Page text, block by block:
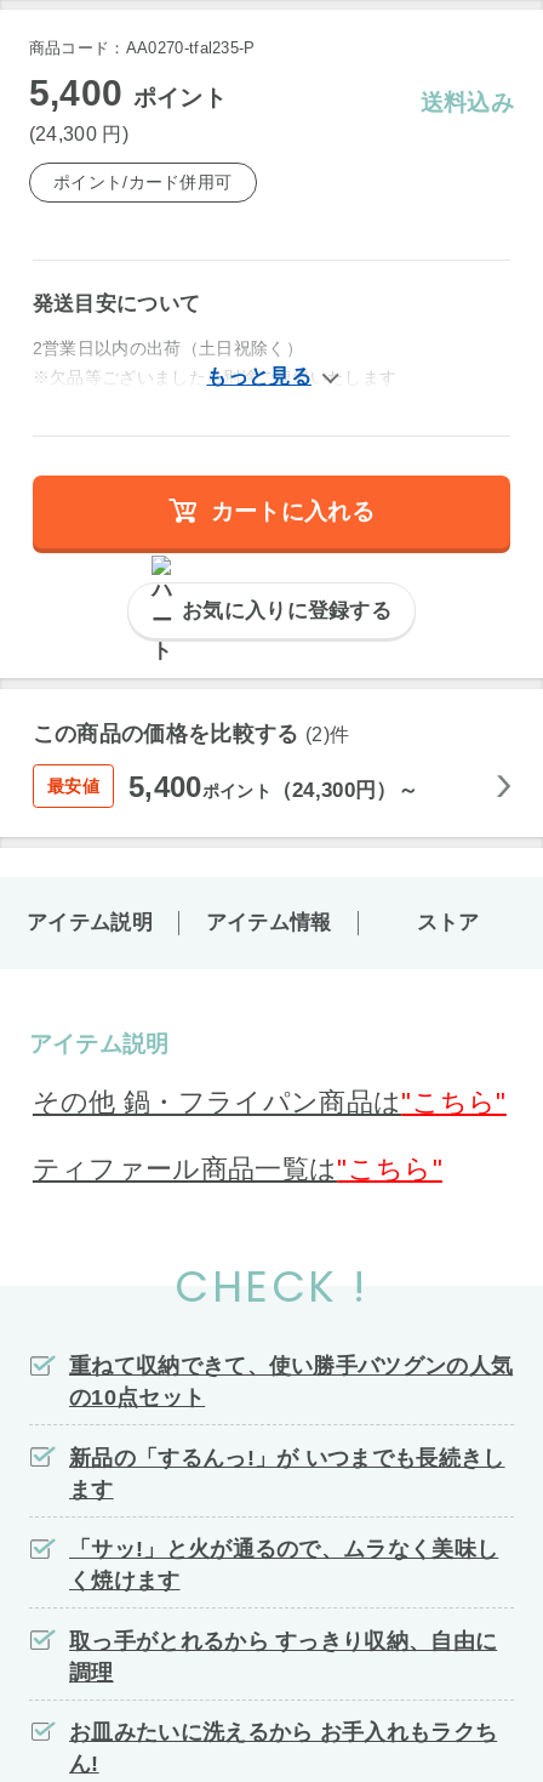
商品コード：AA0270-tfal235-P
5,400 ポイント
(24,300 円 )
送料込み
ポイント/カード併用可
発送目安について
2営業日以内の出荷（土日祝除く）
※欠品等ございましたら別途ご連絡いたします
カートに入れる
お気に入りに登録する
この商品の価格を比較する (2)件
最安値 5,400ポイント （24,300円）～
アイテム説明 アイテム情報 ストア
アイテム説明
その他 鍋・フライパン商品は"こちら"
ティファール商品一覧は"こちら"
CHECK !
重ねて収納できて、使い勝手バツグンの人気
の10点セット
新品の「するんっ!」が いつまでも長続きし
ます
「サッ!」と火が通るので、ムラなく美味し
く焼けます
取っ手がとれるから すっきり収納、自由に
調理
お皿みたいに洗えるから お手入れもラクち
ん!